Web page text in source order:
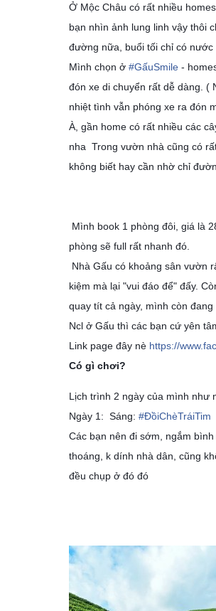
Ở Mộc Châu có rất nhiều
bạn nhìn ảnh lung linh vậy thôi
đường nữa, buổi tối chỉ có
Mình chọn ở #GấuSmile -
đón xe di chuyển rất dễ dàng. (
nhiệt tình vẫn phóng xe ra đón
À, gần home có rất nhiều các
nha Trong vườn nhà cũng có
không biết hay cần nhờ chỉ
Mình book 1 phòng đôi, giá là
phòng sẽ full rất nhanh đó.
Nhà Gấu có khoảng sân vườn
kiệm mà lại "vui đáo để" đấy.
quay tít cả ngày, mình còn
Ncl ở Gấu thì các bạn cứ yên
Link page đây nè https://
Có gì chơi?
Lịch trình 2 ngày của mình như
Ngày 1: Sáng: #ĐồiChèTráiTim
Các bạn nên đi sớm, ngắm
thoáng, k dính nhà dân, cũng
đều chụp ở đó đó